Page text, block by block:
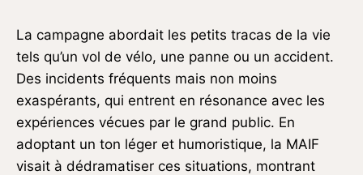
La campagne abordait les petits tracas de la vie
tels qu’un vol de vélo, une panne ou un accident.
Des incidents fréquents mais non moins
exaspérants, qui entrent en résonance avec les
expériences vécues par le grand public. En
adoptant un ton léger et humoristique, la MAIF
visait à dédramatiser ces situations, montrant